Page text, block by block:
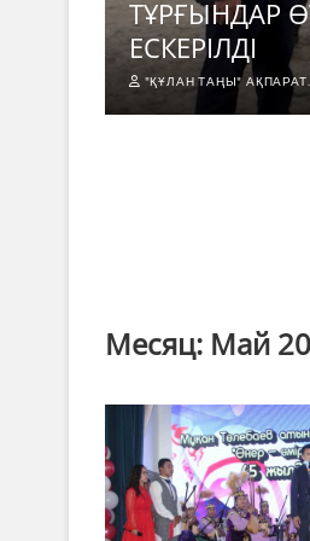
ТҰРҒЫНДАР
ЕСКЕРІЛДІ
"ҚҰЛАН ТАҢЫ" АҚПАРАТ.
Месяц: Май